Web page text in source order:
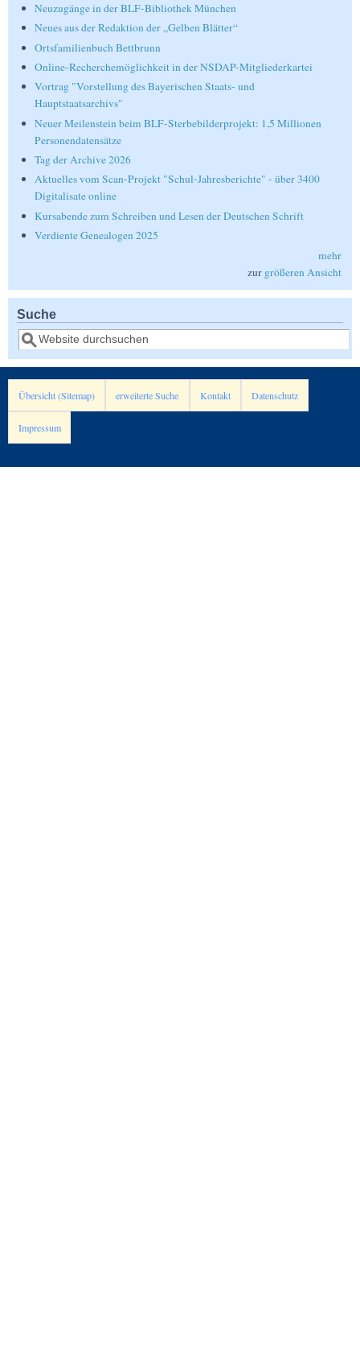
Neuzugänge in der BLF-Bibliothek München
Neues aus der Redaktion der „Gelben Blätter“
Ortsfamilienbuch Bettbrunn
Online-Recherchemöglichkeit in der NSDAP-Mitgliederkartei
Vortrag "Vorstellung des Bayerischen Staats- und
Hauptstaatsarchivs"
Neuer Meilenstein beim BLF-Sterbebilderprojekt: 1,5 Millionen
Personendatensätze
Tag der Archive 2026
Aktuelles vom Scan-Projekt "Schul-Jahresberichte" - über 3400
Digitalisate online
Kursabende zum Schreiben und Lesen der Deutschen Schrift
Verdiente Genealogen 2025
mehr
zur größeren Ansicht
Suche
Suche
Übersicht (Sitemap) erweiterte Suche Kontakt Datenschutz
Impressum